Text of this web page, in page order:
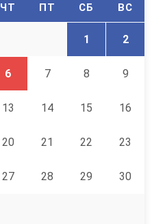
ЧТ ПТ СБ ВС
1 2
6 7 8 9
13 14 15 16
20 21 22 23
27 28 29 30